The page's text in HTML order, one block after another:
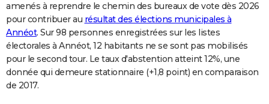
amenés à reprendre le chemin des bureaux de vote dès 2026
pour contribuer au résultat des élections municipales à
Annéot. Sur 98 personnes enregistrées sur les listes
électorales à Annéot, 12 habitants ne se sont pas mobilisés
pour le second tour. Le taux d'abstention atteint 12%, une
donnée qui demeure stationnaire (+1,8 point) en comparaison
de 2017.